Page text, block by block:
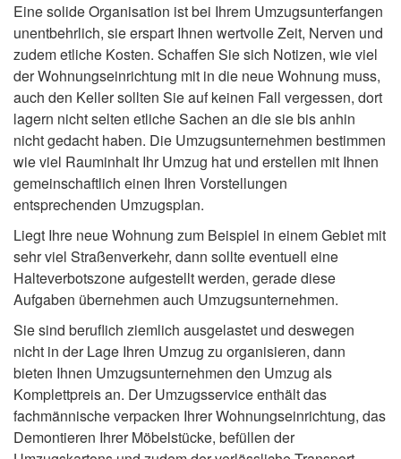
Eine solide Organisation ist bei Ihrem Umzugsunterfangen
unentbehrlich, sie erspart Ihnen wertvolle Zeit, Nerven und
zudem etliche Kosten. Schaffen Sie sich Notizen, wie viel
der Wohnungseinrichtung mit in die neue Wohnung muss,
auch den Keller sollten Sie auf keinen Fall vergessen, dort
lagern nicht selten etliche Sachen an die sie bis anhin
nicht gedacht haben. Die Umzugsunternehmen bestimmen
wie viel Rauminhalt Ihr Umzug hat und erstellen mit Ihnen
gemeinschaftlich einen Ihren Vorstellungen
entsprechenden Umzugsplan.
Liegt Ihre neue Wohnung zum Beispiel in einem Gebiet mit
sehr viel Straßenverkehr, dann sollte eventuell eine
Halteverbotszone aufgestellt werden, gerade diese
Aufgaben übernehmen auch Umzugsunternehmen.
Sie sind beruflich ziemlich ausgelastet und deswegen
nicht in der Lage Ihren Umzug zu organisieren, dann
bieten Ihnen Umzugsunternehmen den Umzug als
Komplettpreis an. Der Umzugsservice enthält das
fachmännische verpacken Ihrer Wohnungseinrichtung, das
Demontieren Ihrer Möbelstücke, befüllen der